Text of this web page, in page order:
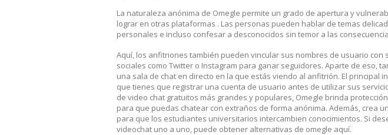
La naturaleza anónima de Omegle permite un grado de apertura y
lograr en otras plataformas . Las personas pueden hablar de temas
personales e incluso confesar a desconocidos sin temor a las
Aquí, los anfitriones también pueden vincular sus nombres de usuario con
sociales como Twitter o Instagram para ganar seguidores. Aparte de eso,
una sala de chat en directo en la que estás viendo al anfitrión. El principal
que tienes que registrar una cuenta de usuario antes de utilizar sus
de video chat gratuitos más grandes y populares, Omegle brinda
para que puedas chatear con extraños de forma anónima. Además, crea
para que los estudiantes universitarios intercambien conocimientos. Si
videochat uno a uno, puede obtener alternativas de omegle aquí.